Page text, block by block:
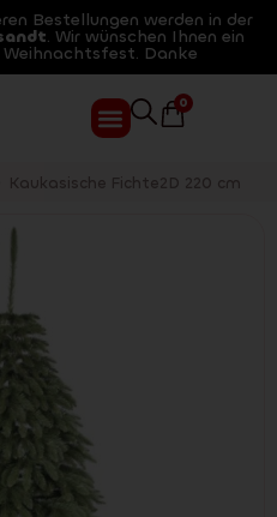
Bestellungen werden in der
. Wir wünschen Ihnen ein
Danke
0
Kaukasische Fichte2D 220 cm